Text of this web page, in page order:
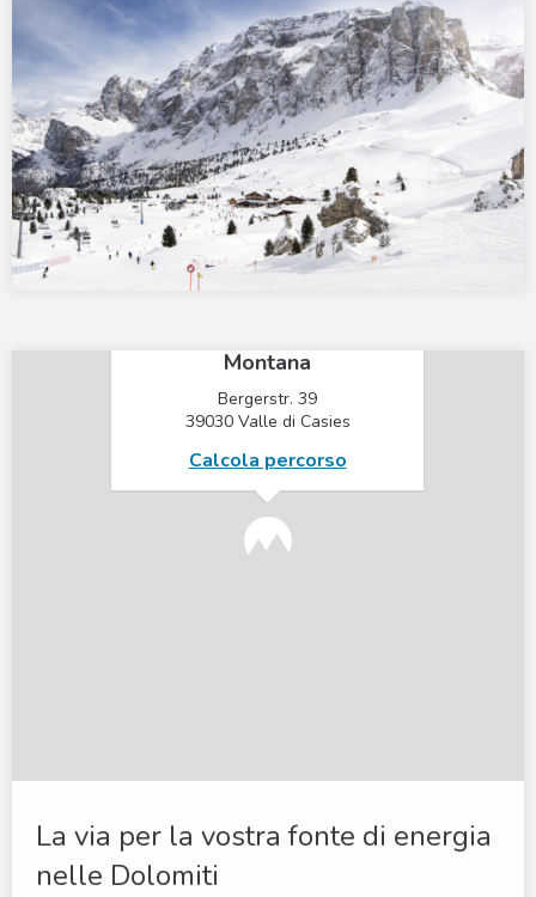
Montana
Bergerstr. 39
39030 Valle di Casies
Calcola percorso
La via per la vostra fonte di energia
nelle Dolomiti